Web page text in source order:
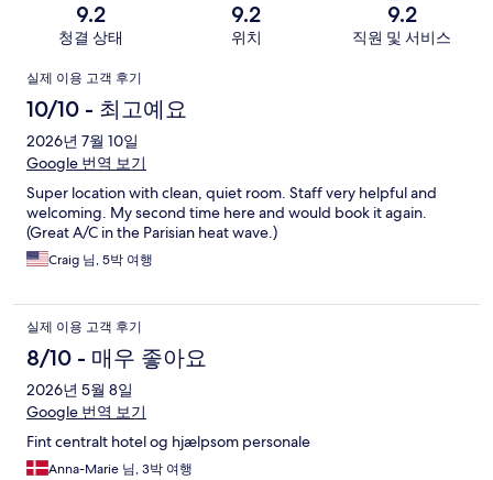
9.2
청결 상태
9.2
위치
9.2
직원 및 서비스
이
용
후
기
실제 이용 고객 후기
10/10 - 최고예요
2026년 7월 10일
Google 번역 보기
Super location with clean, quiet room. Staff very helpful and
welcoming. My second time here and would book it again.
(Great A/C in the Parisian heat wave.)
Craig 님, 5박 여행
실제 이용 고객 후기
8/10 - 매우 좋아요
2026년 5월 8일
Google 번역 보기
Fint centralt hotel og hjælpsom personale
Anna-Marie 님, 3박 여행